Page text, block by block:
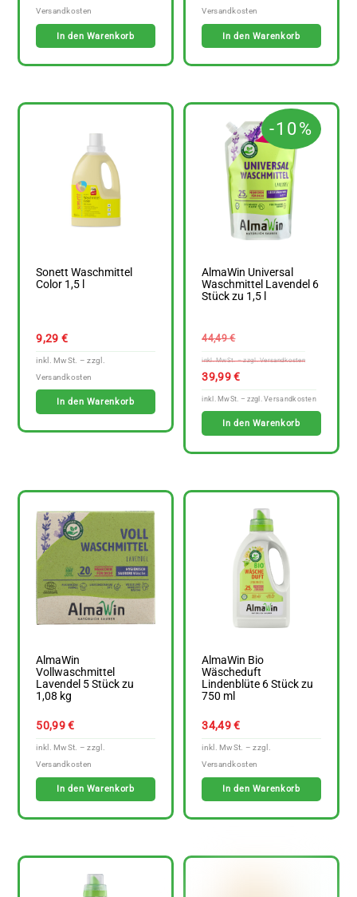
In den Warenkorb In den Warenkorb
Sonett Waschmittel
Color 1,5 l
9,29 €
In den Warenkorb
-10%
AlmaWin Universal
Waschmittel Lavendel 6
Stück zu 1,5 l
44,49€
44,49 €
39,99€
Preis
ist:
In den Warenkorb
AlmaWin
Vollwaschmittel
Lavendel 5 Stück zu
1,08 kg
50,99€
In den Warenkorb
AlmaWin Bio
Wäscheduft
Lindenblüte 6 Stück zu
750 ml
34,49€
In den Warenkorb